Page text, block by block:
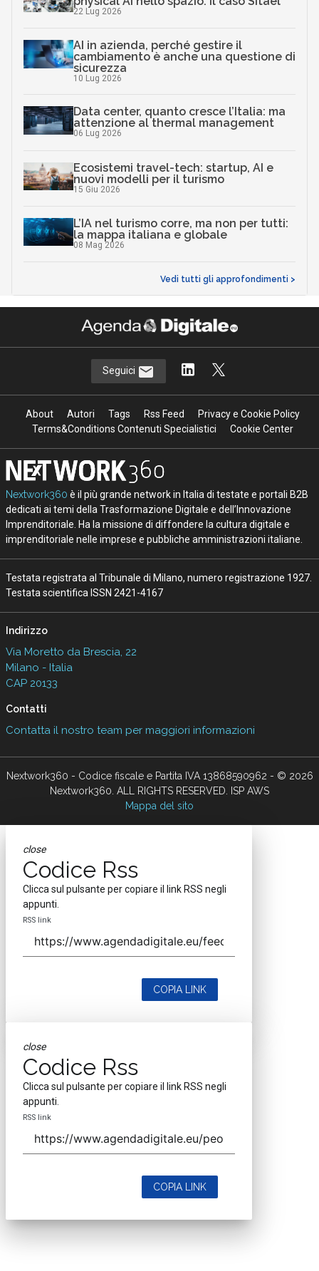
22 Lug 2026
AI in azienda, perché gestire il
cambiamento è anche una questione di
sicurezza
10 Lug 2026
Data center, quanto cresce l’Italia: ma
attenzione al thermal management
06 Lug 2026
Ecosistemi travel-tech: startup, AI e
nuovi modelli per il turismo
15 Giu 2026
L’IA nel turismo corre, ma non per tutti:
la mappa italiana e globale
08 Mag 2026
Vedi tutti gli approfondimenti >
Seguici
About Autori Tags Rss Feed
Privacy e Cookie Policy
Terms&Conditions Contenuti Specialistici
Cookie Center
Nextwork360 è il più grande network in Italia di testate e portali B2B
dedicati ai temi della Trasformazione Digitale e dell’Innovazione
Imprenditoriale. Ha la missione di diffondere la cultura digitale e
imprenditoriale nelle imprese e pubbliche amministrazioni italiane.
Testata registrata al Tribunale di Milano, numero registrazione 1927.
Testata scientifica ISSN 2421-4167
Indirizzo
Via Moretto da Brescia, 22
Milano - Italia
CAP 20133
Contatti
Contatta il nostro team per maggiori informazioni
Nextwork360 - Codice fiscale e Partita IVA 13868590962 - © 2026
Nextwork360. ALL RIGHTS RESERVED. ISP AWS
Mappa del sito
close
Codice Rss
Clicca sul pulsante per copiare il link RSS negli
appunti.
RSS link
COPIA LINK
close
Codice Rss
Clicca sul pulsante per copiare il link RSS negli
appunti.
RSS link
COPIA LINK